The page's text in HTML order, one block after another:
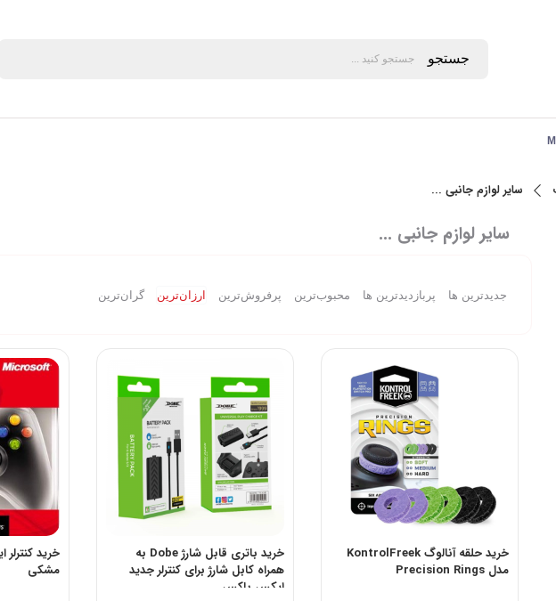
جستجو
سایر لوازم جانبی ...
سایر لوازم جانبی ...
جدیدترین ها پربازدیدترین ها محبوب‌‌ترین پرفروش‌ترین ارزان‌ترین گران‌ترین
خرید حلقه آنالوگ KontrolFreek
مدل Precision Rings
خرید باتری قابل شارژ Dobe به
همراه کابل شارژ برای کنترلر جدید
ایکس باکس
مشکی